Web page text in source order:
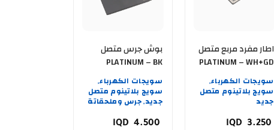
اطار مفرد مربع متصل
PLATINUM – WH+GD
سويجات الكهرباء,
سويج بلاتينوم متصل
جديد
3.250
بوش جرس متصل
PLATINUM – BK
سويجات الكهرباء,
سويج بلاتينوم متصل
جديد, جرس وملحقاتة
4.500